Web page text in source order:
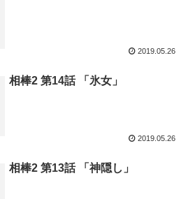
2019.05.26
相棒2 第14話 「氷女」
2019.05.26
相棒2 第13話 「神隠し」